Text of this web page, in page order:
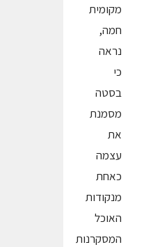
מקומית
חמה,
נראה
כי
בסטה
מסמנת
את
עצמה
כאחת
מנקודות
האוכל
המסקרנות